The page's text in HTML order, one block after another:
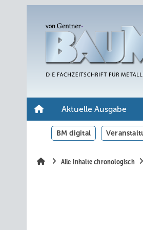
Aktuelle Ausgabe
BM digital
Alle Inhalte chronologisch